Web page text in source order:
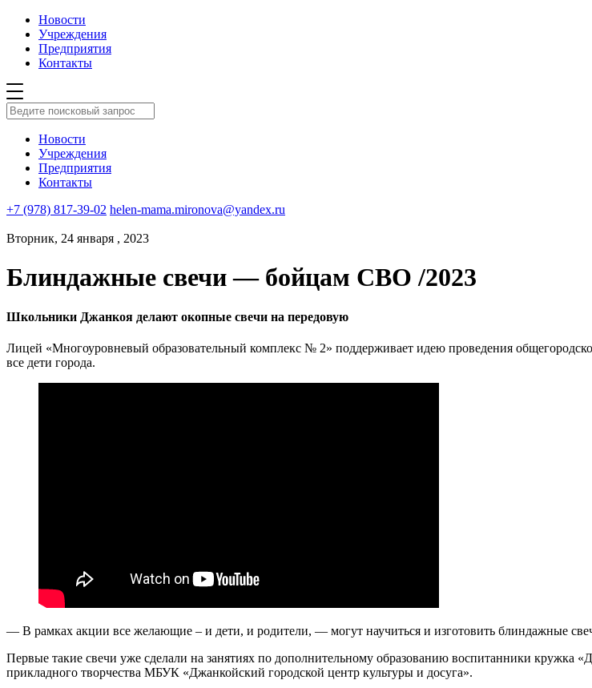
Новости
Учреждения
Предприятия
Контакты
Новости
Учреждения
Предприятия
Контакты
+7 (978) 817-39-02 helen-mama.mironova@yandex.ru
Вторник, 24 января , 2023
Блиндажные свечи — бойцам СВО /2023
Школьники Джанкоя делают окопные свечи на передовую
Лицей «Многоуровневый образовательный комплекс № 2» поддерживает идею проведения
все дети города.
— В рамках акции все желающие – и дети, и родители, — могут научиться и изготовить блиндажные
Первые такие свечи уже сделали на занятиях по дополнительному образованию воспитанники
прикладного творчества МБУК «Джанкойский городской центр культуры и досуга».